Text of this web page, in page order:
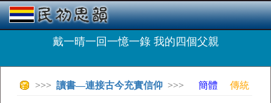
戴一晴一回一憶一錄 我的四個父親
>>> 讀書—連接古今充實信仰 >>> 簡體 傳統